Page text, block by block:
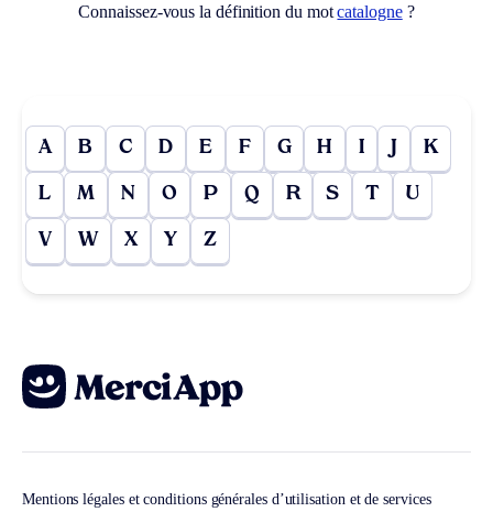
Connaissez-vous la définition du motcatalogne?
A B C D E F G H I J K
L M N O P Q R S T U
V W X Y Z
Mentions légales et conditions générales d’utilisation et de services